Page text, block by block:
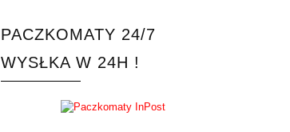
PACZKOMATY 24/7
WYSŁKA W 24H !